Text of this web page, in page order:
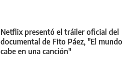
Netflix presentó el tráiler oficial del
documental de Fito Páez, "El mundo
cabe en una canción"